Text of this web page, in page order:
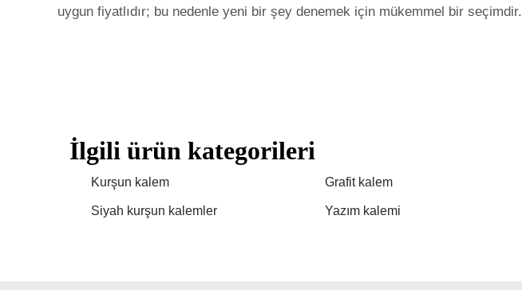
uygun fiyatlıdır; bu nedenle yeni bir şey denemek için mükemmel bir seçimdir.
İlgili ürün kategorileri
Kurşun kalem Grafit kalem
Siyah kurşun kalemler Yazım kalemi